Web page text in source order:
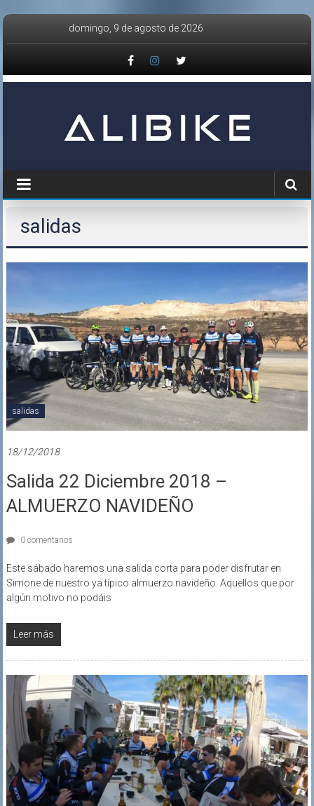
Saltar
domingo, 9 de agosto de 2026
salidas
salidas
18/12/2018
Salida 22 Diciembre 2018 –
ALMUERZO NAVIDEÑO
0 comentarios
Este sábado haremos una salida corta para poder disfrutar en
Simone de nuestro ya típico almuerzo navideño. Aquellos que por
algún motivo no podáis
Leer más